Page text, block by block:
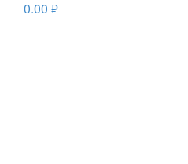
0.00 руб.